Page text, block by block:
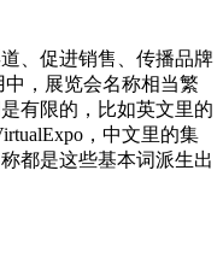
、促进销售、传播品牌
，展览会名称相当繁
有限的，比如英文里的
，中文里的集
都是这些基本词派生出